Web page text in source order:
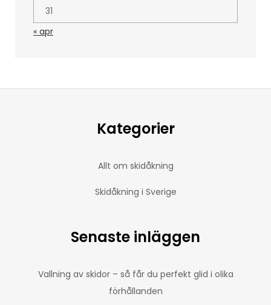
31
« apr
Kategorier
Allt om skidåkning
Skidåkning i Sverige
Senaste inläggen
Vallning av skidor – så får du perfekt glid i olika
förhållanden